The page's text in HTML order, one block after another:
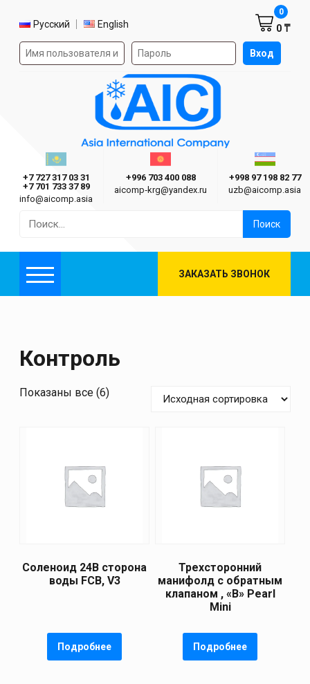
Выбор языка
Русский English
Форма авторизации на сайте Вход
0 ₸
0
Asia International Company
Казахстан г. Алматы
+7 727 317 03 31
+7 701 733 37 89
info@aicomp.asia
Киргизия г. Бишкек
+996 703 400 088
aicomp‑krg@yandex.ru
+998 97 198 82 77
uzb@aicomp.asia
Меню ЗАКАЗАТЬ ЗВОНОК
Контроль
Показаны все (6)
Соленоид 24В сторона
воды FCB, V3
Подробнее
Трехсторонний
манифолд с обратным
клапаном , «В» Pearl
Mini
Подробнее